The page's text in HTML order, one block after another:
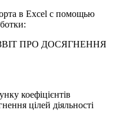
в Excel с помощью
ПРО ДОСЯГНЕННЯ
коефіцієнтів
цілей діяльності